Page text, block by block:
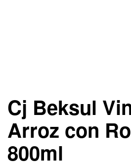
Cj Beksul
Arroz con
800ml